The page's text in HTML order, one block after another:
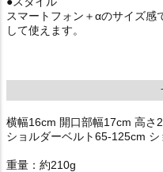
スマートフォン＋αのサイズ感
して使えます。
横幅16cm 開口部幅17cm 高さ
ショルダーベルト65-125cm
重量：約210g